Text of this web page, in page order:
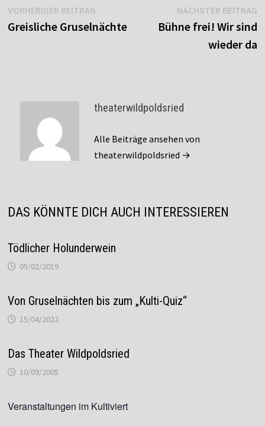
Beitragsnavigation
VORHERIGER BEITRAGVorheriger
Beitrag:
Greisliche Gruselnächte
NÄCHSTER BEITRAG
Bühne frei! Wir sind
wieder da
theaterwildpoldsried
Alle Beiträge ansehen von
theaterwildpoldsried →
DAS KÖNNTE DICH AUCH INTERESSIEREN
Tödlicher Holunderwein
05/02/2019
Von Gruselnächten bis zum „Kulti-Quiz“
15/04/2022
Das Theater Wildpoldsried
10/09/2005
Veranstaltungen im Kultiviert